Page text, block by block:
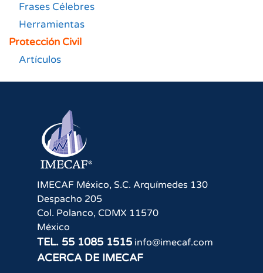
Frases Célebres
Herramientas
Protección Civil
Artículos
IMECAF México, S.C. Arquímedes 130
Despacho 205
Col. Polanco, CDMX 11570
México
TEL. 55 1085 1515 info@imecaf.com
ACERCA DE IMECAF